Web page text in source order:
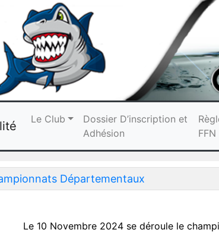
Le Club
Dossier D’inscription et
Adhésion
FFN
Départementaux
Le 10 Novembre 2024 se déroule le